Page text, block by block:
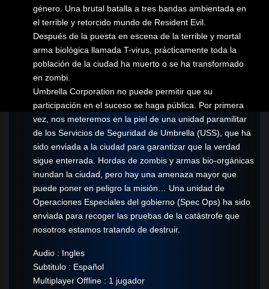
género. Una brutal batalla a tres bandas ambientada en
el terrible y retorcido mundo de Resident Evil.
Después de la puesta en escena de la terrible y mortal
arma biológica llamada T-virus, prácticamente toda la
población de la ciudad ha muerto o se ha transformado
en zombi.
Umbrella Corporation no puede permitir que su
participación en el suceso se haga pública. Por primera
vez, nos meteremos en la piel de una unidad paramilitar
de los Servicios de Seguridad de Umbrella (USS), que ha
sido enviada a la ciudad para garantizar que la verdad
sigue enterrada. Hordas de zombis y armas bio-orgánicas
inundan la ciudad, pero hay una amenaza mayor que
puede poner en peligro la misión… Una unidad de
Operaciones Especiales del gobierno (Spec Ops) ha sido
enviada para recoger las pruebas de la catástrofe que
nosotros estamos tratando de destruir.
Audio : Ingles
Subtitulo : Español
Multiplayer Offline : 1 jugador